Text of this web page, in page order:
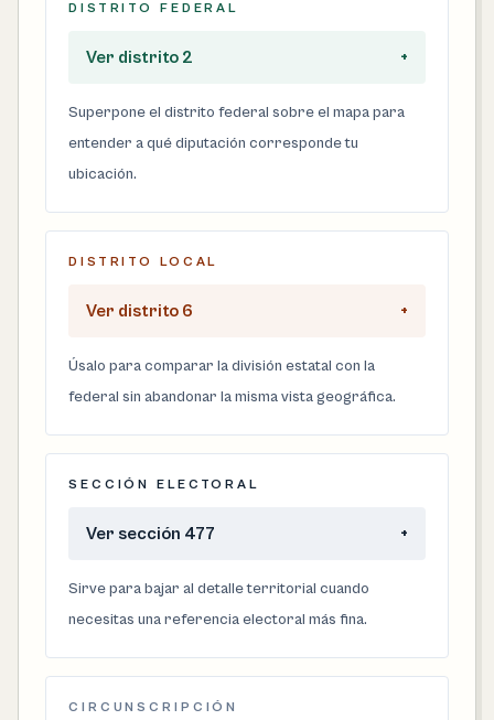
DISTRITO FEDERAL
Ver distrito 2 +
Superpone el distrito federal sobre el mapa para
entender a qué diputación corresponde tu
ubicación.
DISTRITO LOCAL
Ver distrito 6 +
Úsalo para comparar la división estatal con la
federal sin abandonar la misma vista geográfica.
SECCIÓN ELECTORAL
Ver sección 477 +
Sirve para bajar al detalle territorial cuando
necesitas una referencia electoral más fina.
CIRCUNSCRIPCIÓN